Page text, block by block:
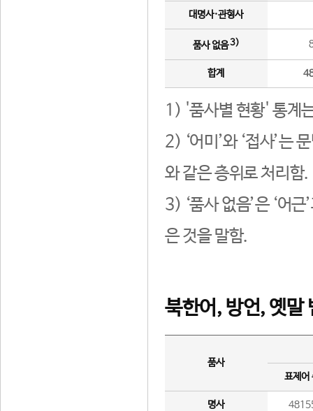
대명사·관형사
품사 없음3)
합계
1) '품사별 현황' 통계
2) ‘어미’와 ‘접사’는
와 같은 층위로 처리함.
3) ‘품사 없음’은 ‘어
은 것을 말함.
북한어, 방언, 옛말
품사
표제어
명사